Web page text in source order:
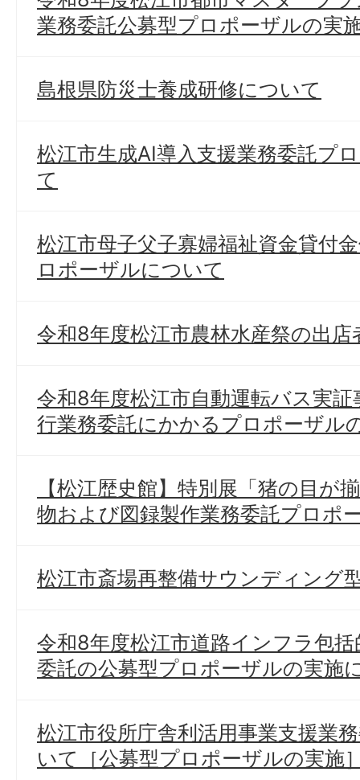
業務委託公募型プロポーザルの実
島根県防災士養成研修について
松江市生成AI導入支援業務委託プ
て
松江市母子父子寡婦福祉資金貸付
ロポーザルについて
令和8年度松江市農林水産祭の出
令和8年度松江市自動運転バス実
行業務委託にかかるプロポーザル
【松江歴史館】特別展「猪の目が
物および図録製作業務委託プロポ
松江市斎場再整備サウンディング
令和8年度松江市道路インフラ包
委託の公募型プロポーザルの実施
松江市役所庁舎利活用事業支援業
いて［公募型プロポーザルの実施